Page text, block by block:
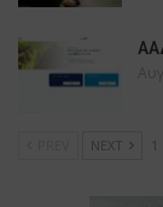
NEXT